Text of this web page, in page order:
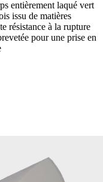
entièrement laqué vert
issu de matières
résistance à la rupture
pour une prise en